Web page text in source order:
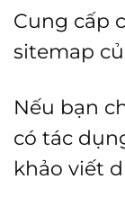
Cung cấp
sitemap
Nếu bạn
có tác
khảo viết